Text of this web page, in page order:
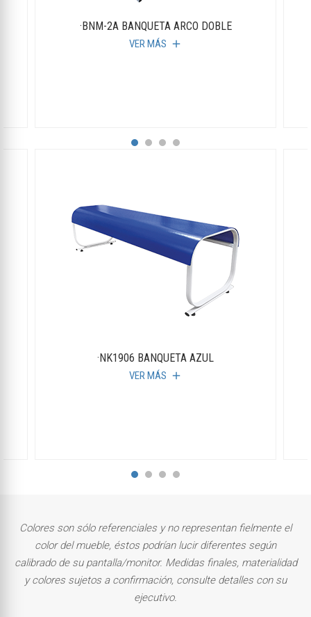
·BNM-2A BANQUETA ARCO DOBLE
VER MÁS add
·NK1906 BANQUETA AZUL
VER MÁS add
Colores son sólo referenciales y no representan fielmente el
color del mueble, éstos podrían lucir diferentes según
calibrado de su pantalla/monitor. Medidas finales, materialidad
y colores sujetos a confirmación, consulte detalles con su
ejecutivo.